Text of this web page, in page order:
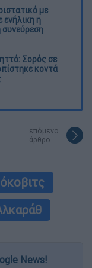
με
ενήλικη η
συνεύρεση
Σορός σε
κοντά
επόμενο
άρθρο
News!